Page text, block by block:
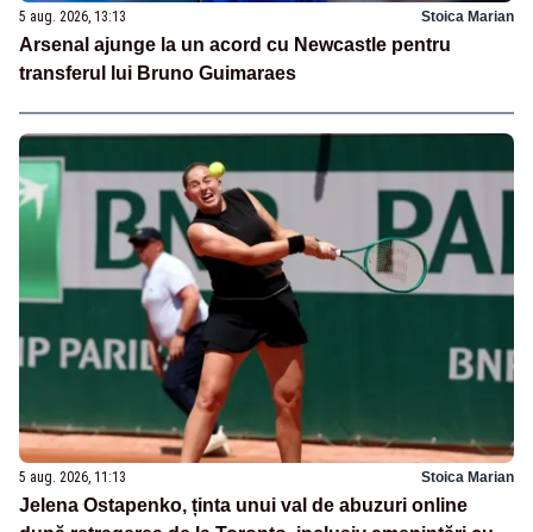
5 aug. 2026, 13:13 Stoica Marian
Arsenal ajunge la un acord cu Newcastle pentru
transferul lui Bruno Guimaraes
5 aug. 2026, 11:13 Stoica Marian
Jelena Ostapenko, ținta unui val de abuzuri online